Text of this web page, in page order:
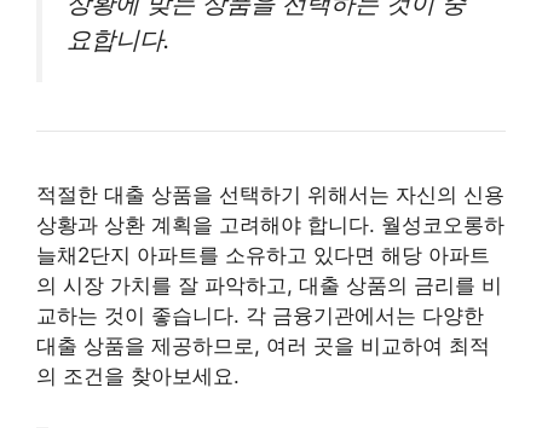
요합니다.
적절한 대출 상품을 선택하기 위해서는 자신의 신용
상황과 상환 계획을 고려해야 합니다. 월성코오롱하
늘채2단지 아파트를 소유하고 있다면 해당 아파트
의 시장 가치를 잘 파악하고, 대출 상품의 금리를 비
교하는 것이 좋습니다. 각 금융기관에서는 다양한
대출 상품을 제공하므로, 여러 곳을 비교하여 최적
의 조건을 찾아보세요.